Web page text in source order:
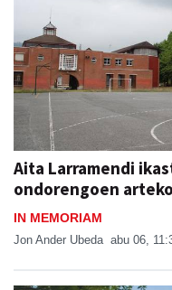
Aita Larramendi
ondorengoen
IN MEMORIAM
Jon Ander Ubeda abu 06,